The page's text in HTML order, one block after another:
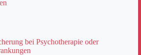
bei Psychotherapie oder